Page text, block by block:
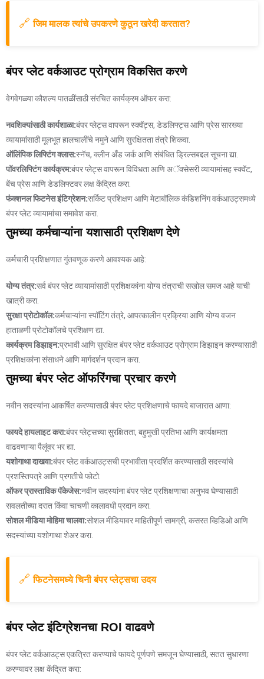
🔗 जिम मालक त्यांचे उपकरणे कुठून खरेदी करतात?
बंपर प्लेट वर्कआउट प्रोग्राम विकसित करणे
वेगवेगळ्या कौशल्य पातळींसाठी संरचित कार्यक्रम ऑफर करा:
नवशिक्यांसाठी कार्यशाळा:बंपर प्लेट्स वापरून स्क्वॅट्स, डेडलिफ्ट्स आणि प्रेस सारख्या
व्यायामांसाठी मूलभूत हालचालींचे नमुने आणि सुरक्षितता तंत्रे शिकवा.
ऑलिंपिक लिफ्टिंग क्लास:स्नॅच, क्लीन अँड जर्क आणि संबंधित ड्रिल्सबद्दल सूचना द्या.
पॉवरलिफ्टिंग कार्यक्रम:बंपर प्लेट्स वापरून विविधता आणि अॅक्सेसरी व्यायामांसह स्क्वॅट,
बेंच प्रेस आणि डेडलिफ्टवर लक्ष केंद्रित करा.
फंक्शनल फिटनेस इंटिग्रेशन:सर्किट प्रशिक्षण आणि मेटाबॉलिक कंडिशनिंग वर्कआउट्समध्ये
बंपर प्लेट व्यायामांचा समावेश करा.
तुमच्या कर्मचाऱ्यांना यशासाठी प्रशिक्षण देणे
कर्मचारी प्रशिक्षणात गुंतवणूक करणे आवश्यक आहे:
योग्य तंत्र:सर्व बंपर प्लेट व्यायामांसाठी प्रशिक्षकांना योग्य तंत्राची सखोल समज आहे याची
खात्री करा.
सुरक्षा प्रोटोकॉल:कर्मचाऱ्यांना स्पॉटिंग तंत्रे, आपत्कालीन प्रक्रिया आणि योग्य वजन
हाताळणी प्रोटोकॉलचे प्रशिक्षण द्या.
कार्यक्रम डिझाइन:प्रभावी आणि सुरक्षित बंपर प्लेट वर्कआउट प्रोग्राम डिझाइन करण्यासाठी
प्रशिक्षकांना संसाधने आणि मार्गदर्शन प्रदान करा.
तुमच्या बंपर प्लेट ऑफरिंगचा प्रचार करणे
नवीन सदस्यांना आकर्षित करण्यासाठी बंपर प्लेट प्रशिक्षणाचे फायदे बाजारात आणा:
फायदे हायलाइट करा:बंपर प्लेट्सच्या सुरक्षितता, बहुमुखी प्रतिभा आणि कार्यक्षमता
वाढवणाऱ्या पैलूंवर भर द्या.
यशोगाथा दाखवा:बंपर प्लेट वर्कआउट्सची प्रभावीता प्रदर्शित करण्यासाठी सदस्यांचे
प्रशस्तिपत्रे आणि प्रगतीचे फोटो.
ऑफर प्रास्ताविक पॅकेजेस:नवीन सदस्यांना बंपर प्लेट प्रशिक्षणाचा अनुभव घेण्यासाठी
सवलतीच्या दरात किंवा चाचणी कालावधी प्रदान करा.
सोशल मीडिया मोहिमा चालवा:सोशल मीडियावर माहितीपूर्ण सामग्री, कसरत व्हिडिओ आणि
सदस्यांच्या यशोगाथा शेअर करा.
🔗 फिटनेसमध्ये चिनी बंपर प्लेट्सचा उदय
बंपर प्लेट इंटिग्रेशनचा ROI वाढवणे
बंपर प्लेट वर्कआउट्स एकत्रित करण्याचे फायदे पूर्णपणे समजून घेण्यासाठी, सतत सुधारणा
करण्यावर लक्ष केंद्रित करा: